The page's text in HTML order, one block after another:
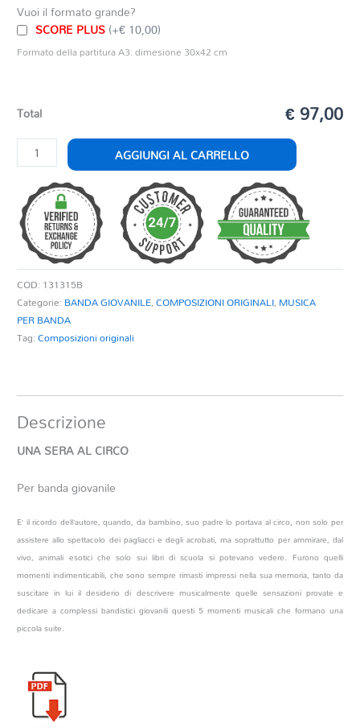
Vuoi il formato grande?
SCORE PLUS(+€ 10,00)
Formato della partitura A3: dimesione 30x42 cm
Total € 97,00
UNA
SERA
CIRCO
quantità
AGGIUNGI AL CARRELLO
COD: 131315B
Categorie: BANDA GIOVANILE,COMPOSIZIONI ORIGINALI, MUSICA
PER BANDA
Tag:Composizioni originali
Descrizione
UNA SERA AL CIRCO
Per banda giovanile
E’ il ricordo dell’autore, quando, da bambino, suo padre lo portava al circo, non solo per
assistere allo spettacolo dei pagliacci e degli acrobati, ma soprattutto per ammirare, dal
vivo, animali esotici che solo sui libri di scuola si potevano vedere. Furono quelli
momenti indimenticabili, che sono sempre rimasti impressi nella sua memoria, tanto da
suscitare in lui il desiderio di descrivere musicalmente quelle sensazioni provate e
dedicare a complessi bandistici giovanili questi 5 momenti musicali che formano una
piccola suite.